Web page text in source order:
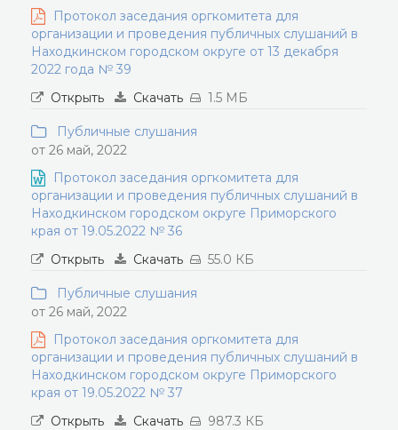
Протокол заседания оргкомитета для
организации и проведения публичных слушаний в
Находкинском городском округе от 13 декабря
2022 года № 39
Открыть
Скачать 1.5 МБ
Публичные слушания
от 26 май, 2022
Протокол заседания оргкомитета для
организации и проведения публичных слушаний в
Находкинском городском округе Приморского
края от 19.05.2022 № 36
Открыть
Скачать 55.0 КБ
Публичные слушания
от 26 май, 2022
Протокол заседания оргкомитета для
организации и проведения публичных слушаний в
Находкинском городском округе Приморского
края от 19.05.2022 № 37
Открыть
Скачать 987.3 КБ